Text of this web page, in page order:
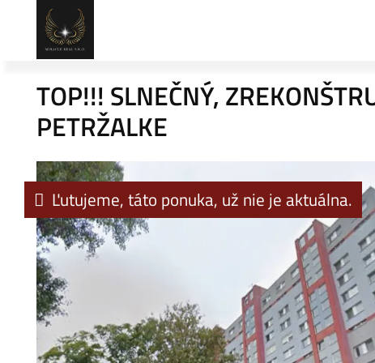
TOP!!! SLNEČNÝ,
PETRŽALKE
Ľutujeme, táto ponuka, už nie je aktuálna.